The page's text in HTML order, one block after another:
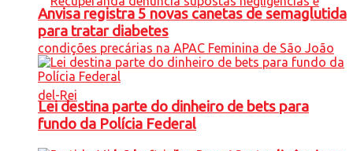
Anvisa registra 5 novas canetas de semaglutida
para tratar diabetes
Lei destina parte do dinheiro de bets para
fundo da Polícia Federal